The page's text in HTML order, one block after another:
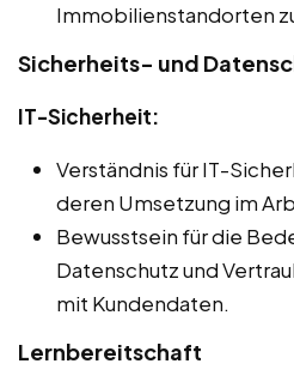
Immobilienstandorten
Sicherheits- und
IT-Sicherheit:
Verständnis für IT-
deren Umsetzung im
Bewusstsein für die
Datenschutz und
mit Kundendaten.
Lernbereitschaft